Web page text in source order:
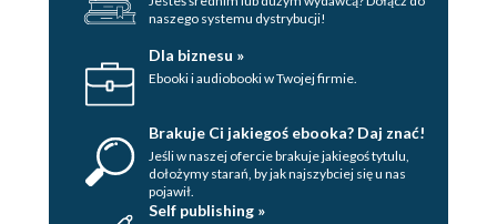
naszego systemu dystrybucji!
Dla biznesu »
Ebooki i audiobooki w Twojej firmie.
Brakuje Ci jakiegoś ebooka? Daj znać!
Jeśli w naszej ofercie brakuje jakiegoś tytulu,
dołożymy starań, by jak najszybciej się u nas
pojawił.
Self publishing »